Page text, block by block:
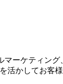
ーケティン
かしてお客